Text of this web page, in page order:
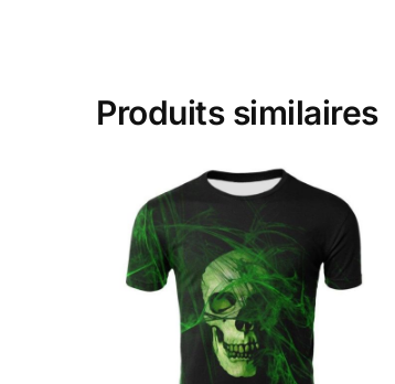
Produits similaires